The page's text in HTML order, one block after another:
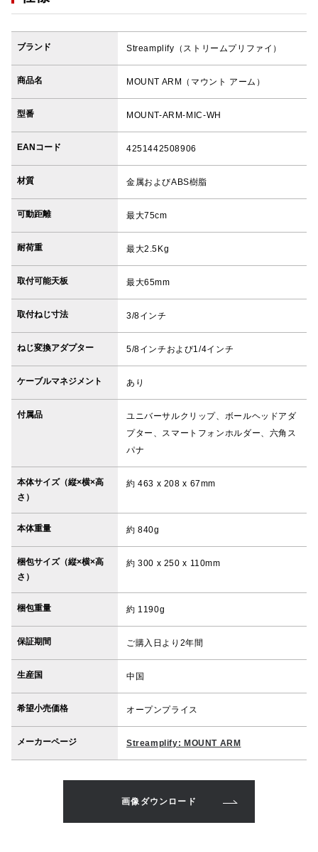
ブランド Streamplify（ストリームプリファイ）
商品名 MOUNT ARM（マウント アーム）
型番 MOUNT-ARM-MIC-WH
EANコード 4251442508906
材質 金属およびABS樹脂
可動距離 最大75cm
耐荷重 最大2.5Kg
取付可能天板 最大65mm
取付ねじ寸法 3/8インチ
ねじ変換アダプター 5/8インチおよび1/4インチ
ケーブルマネジメント あり
付属品
ユニバーサルクリップ、ボールヘッドアダ
プター、スマートフォンホルダー、六角ス
パナ
本体サイズ（縦×横×高
さ）
約 463 x 208 x 67mm
本体重量 約 840g
梱包サイズ（縦×横×高
さ）
約 300 x 250 x 110mm
梱包重量 約 1190g
保証期間 ご購入日より2年間
生産国 中国
希望小売価格 オープンプライス
メーカーページ Streamplify: MOUNT ARM
画像ダウンロード